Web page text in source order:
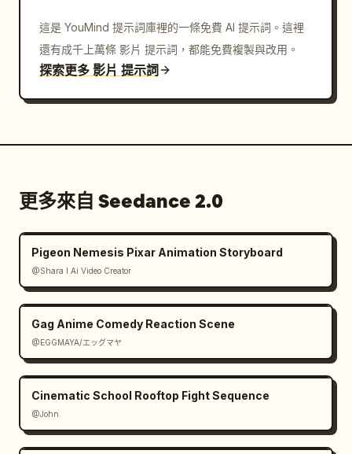
這是 YouMind 提示詞庫裡的一條免費 AI 提示詞。這裡
還有成千上萬條 影片 提示詞，都能免費複製與改用。
探索更多 影片 提示詞
更多來自 Seedance 2.0
Pigeon Nemesis Pixar Animation Storyboard
@Shara I Ai Video Creator
Gag Anime Comedy Reaction Scene
@EGGMAYA/エッグマヤ
Cinematic School Rooftop Fight Sequence
@John